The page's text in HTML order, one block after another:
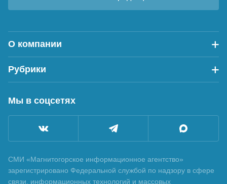
О компании
Рубрики
Мы в соцсетях
СМИ «Магнитогорское информационное агентство»
зарегистрировано Федеральной службой по надзору в сфере
связи, информационных технологий и массовых